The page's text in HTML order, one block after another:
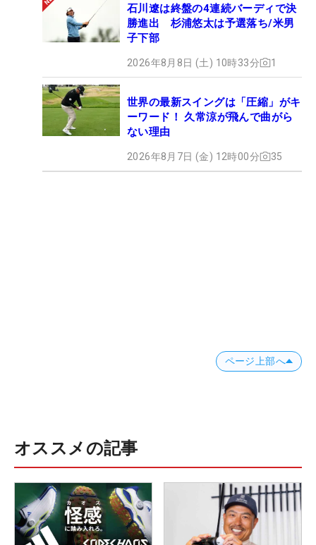
石川遼は終盤の4連続バーディで決
勝進出 杉浦悠太は予選落ち/米男
子下部
2026年8月8日 (土) 10時33分 1
世界の最新スイングは「圧縮」がキ
ーワード！ 久常涼が飛んで曲がら
ない理由
2026年8月7日 (金) 12時00分 35
ページ上部へ
オススメの記事